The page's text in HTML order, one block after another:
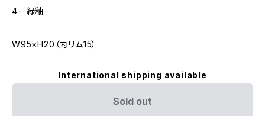
4‥緑釉
W95×H20（内リム15）
International shipping available
Sold out